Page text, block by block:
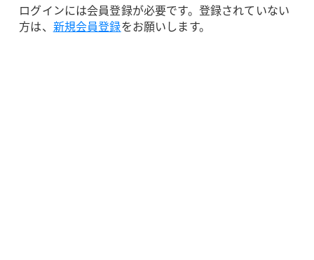
ログインには会員登録が必要です。登録されていない
方は、 新規会員登録をお願いします。